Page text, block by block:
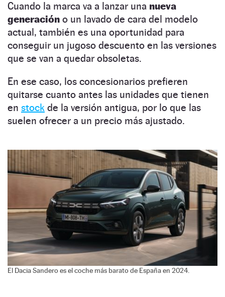
Cuando la marca va a lanzar una nueva
generación o un lavado de cara del modelo
actual, también es una oportunidad para
conseguir un jugoso descuento en las versiones
que se van a quedar obsoletas.
En ese caso, los concesionarios prefieren
quitarse cuanto antes las unidades que tienen
en stock de la versión antigua, por lo que las
suelen ofrecer a un precio más ajustado.
El Dacia Sandero es el coche más barato de España en 2024.